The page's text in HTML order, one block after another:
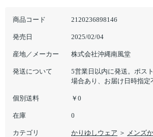
商品コード 2120236898146
発売日 2025/02/04
産地／メーカー 株式会社沖縄南風堂
発送について
5営業日以内に発送。ポス
場合あり、お届け日時指定
個別送料 ￥0
在庫 0
カテゴリ かりゆしウェア ＞ メンズ